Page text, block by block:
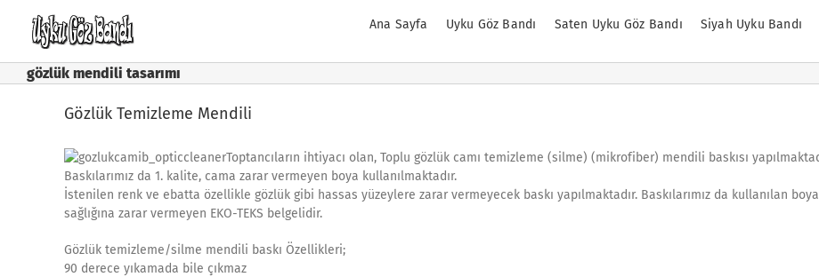
content
Ana Sayfa Uyku Göz Bandı Saten Uyku Göz Bandı Siyah Uyku Bandı
gözlük mendili tasarımı
Gözlük Temizleme Mendili
Toptancıların ihtiyacı olan, Toplu gözlük camı temizleme (silme) (mikrofiber) mendili baskısı
Baskılarımız da 1. kalite, cama zarar vermeyen boya kullanılmaktadır.
İstenilen renk ve ebatta özellikle gözlük gibi hassas yüzeylere zarar vermeyecek baskı yapılmaktadır. Baskılarımız da kullanılan
sağlığına zarar vermeyen EKO-TEKS belgelidir.
Gözlük temizleme/silme mendili baskı Özellikleri;
90 derece yıkamada bile çıkmaz